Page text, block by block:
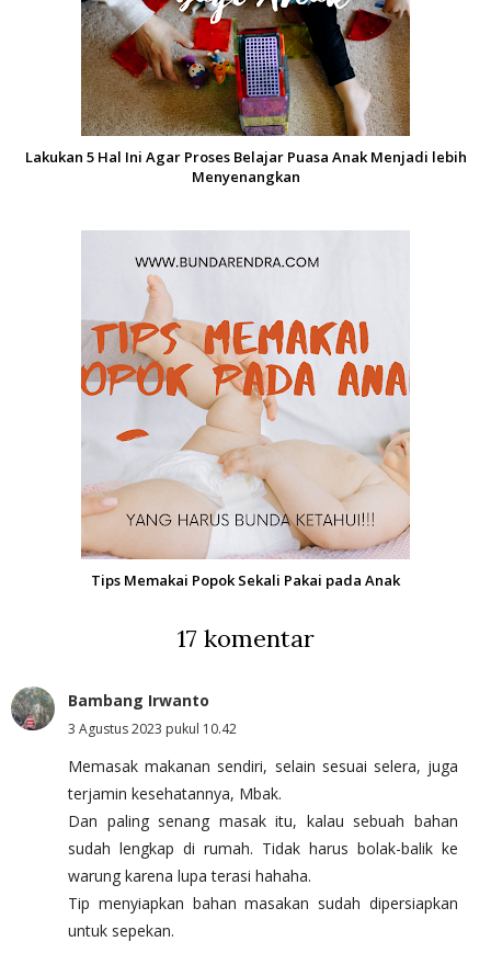
Lakukan 5 Hal Ini Agar Proses Belajar Puasa Anak Menjadi lebih
Menyenangkan
Tips Memakai Popok Sekali Pakai pada Anak
17 komentar
Bambang Irwanto
3 Agustus 2023 pukul 10.42
Memasak makanan sendiri, selain sesuai selera, juga
terjamin kesehatannya, Mbak.
Dan paling senang masak itu, kalau sebuah bahan
sudah lengkap di rumah. Tidak harus bolak-balik ke
warung karena lupa terasi hahaha.
Tip menyiapkan bahan masakan sudah dipersiapkan
untuk sepekan.